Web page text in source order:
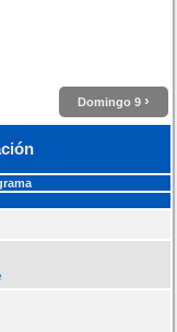
Domingo 9 ›